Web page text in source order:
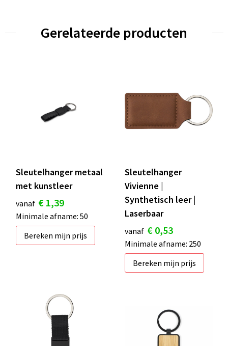
Gerelateerde producten
Sleutelhanger metaal
met kunstleer
vanaf € 1,39
Minimale afname: 50
Bereken mijn prijs
Sleutelhanger
Vivienne |
Synthetisch leer |
Laserbaar
vanaf € 0,53
Minimale afname: 250
Bereken mijn prijs